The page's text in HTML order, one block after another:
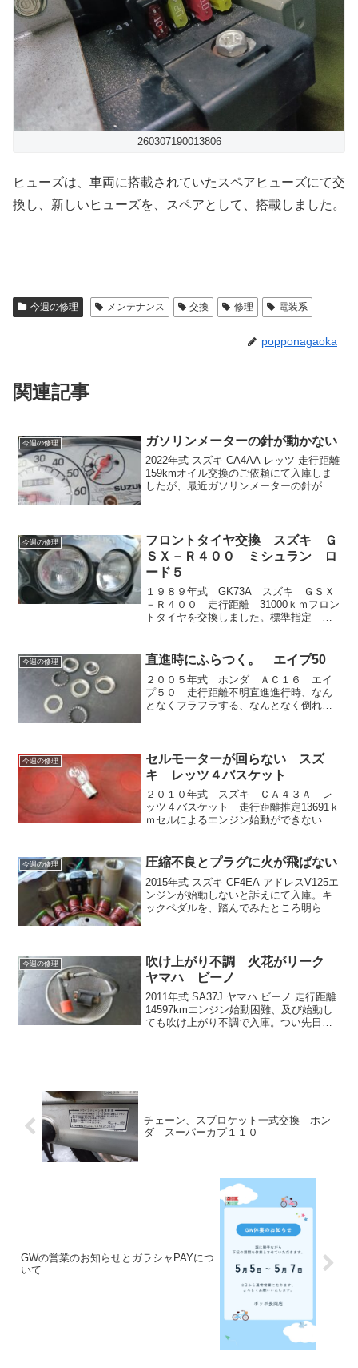
260307190013806
ヒューズは、車両に搭載されていたスペアヒューズにて交
換し、新しいヒューズを、スペアとして、搭載しました。
今週の修理 メンテナンス 交換 修理 電装系
popponagaoka
関連記事
今週の修理 ガソリンメーターの針が動かない
2022年式 スズキ CA4AA レッツ 走行距離
159kmオイル交換のご依頼にて入庫しま
したが、最近ガソリンメーターの針がう
リン...
今週の修理
フロントタイヤ交換 スズキ Ｇ
ＳＸ－Ｒ４００ ミシュラン ロ
ード５
１９８９年式 GK73A スズキ ＧＳＸ
－Ｒ４００ 走行距離 31000ｋｍフロン
トタイヤを交換しました。標準指定
耗状態。ビードブレイカーでビードを...
今週の修理 直進時にふらつく。 エイプ50
２００５年式 ホンダ ＡＣ１６ エイ
プ５０ 走行距離不明直進進行時、なん
となくフラフラする、なんとなく倒れそ
引っかかる感じです。ステ...
今週の修理
セルモーターが回らない スズ
キ レッツ４バスケット
２０１０年式 スズキ ＣＡ４３Ａ レ
ッツ４バスケット 走行距離推定13691ｋ
ｍセルによるエンジン始動ができないと
ランプが点灯しませんでした。スクータ
ーは、エンジン始動...
今週の修理 圧縮不良とプラグに火が飛ばない
2015年式 スズキ CF4EA アドレスV125エ
ンジンが始動しないと訴えにて入庫。キ
ックペダルを、踏んでみたところ明らか
今週の修理
吹け上がり不調 火花がリーク
ヤマハ ビーノ
2011年式 SA37J ヤマハ ビーノ 走行距離
14597kmエンジン始動困難、及び始動し
ても吹け上がり不調で入庫。つい先日も
チェーン、スプロケット一式交換 ホン
ダ スーパーカブ１１０
GWの営業のお知らせとガラシャPAYにつ
いて